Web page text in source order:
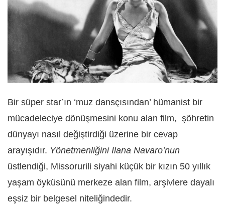
Bir süper star’ın ‘muz dansçısından’ hümanist bir
mücadeleciye dönüşmesini konu alan film, şöhretin
dünyayı nasıl değiştirdiği üzerine bir cevap
arayışıdır. Yönetmenliğini Ilana Navaro’nun
üstlendiği, Missorurili siyahi küçük bir kızın 50 yıllık
yaşam öyküsünü merkeze alan film, arşivlere dayalı
eşsiz bir belgesel niteliğindedir.